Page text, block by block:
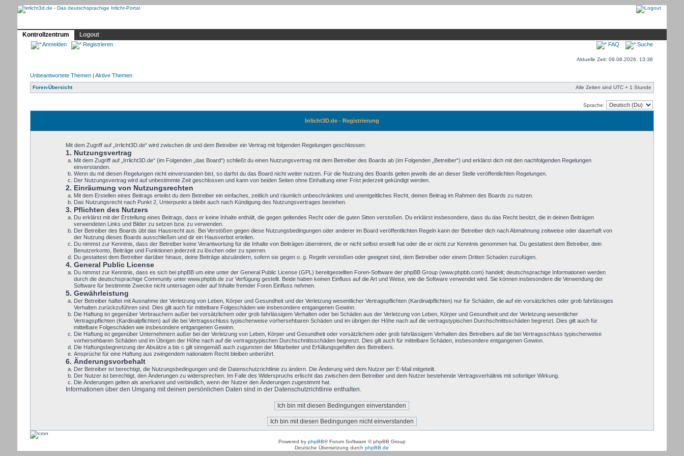
Kontrollzentrum
Logout
Anmelden Registrieren FAQ Suche
Aktuelle Zeit: 09.08.2026, 13:38
Unbeantwortete Themen| Aktive Themen
Foren-Übersicht Alle Zeiten sind UTC + 1 Stunde
Sprache:
Irrlicht3D.de - Registrierung
Mit dem Zugriff auf „Irrlicht3D.de“ wird zwischen dir und dem Betreiber ein Vertrag mit folgenden Regelungen geschlossen:
1. Nutzungsvertrag
Mit dem Zugriff auf „Irrlicht3D.de“ (im Folgenden „das Board“) schließt du einen Nutzungsvertrag mit dem Betreiber des Boards ab (im Folgenden „Betreiber“) und erklärst dich mit den nachfolgenden Regelungen
einverstanden.
Wenn du mit diesen Regelungen nicht einverstanden bist, so darfst du das Board nicht weiter nutzen. Für die Nutzung des Boards gelten jeweils die an dieser Stelle veröffentlichten Regelungen.
Der Nutzungsvertrag wird auf unbestimmte Zeit geschlossen und kann von beiden Seiten ohne Einhaltung einer Frist jederzeit gekündigt werden.
2. Einräumung von Nutzungsrechten
Mit dem Erstellen eines Beitrags erteilst du dem Betreiber ein einfaches, zeitlich und räumlich unbeschränktes und unentgeltliches Recht, deinen Beitrag im Rahmen des Boards zu nutzen.
Das Nutzungsrecht nach Punkt 2, Unterpunkt a bleibt auch nach Kündigung des Nutzungsvertrages bestehen.
3. Pflichten des Nutzers
Du erklärst mit der Erstellung eines Beitrags, dass er keine Inhalte enthält, die gegen geltendes Recht oder die guten Sitten verstoßen. Du erklärst insbesondere, dass du das Recht besitzt, die in deinen Beiträgen
verwendeten Links und Bilder zu setzen bzw. zu verwenden.
Der Betreiber des Boards übt das Hausrecht aus. Bei Verstößen gegen diese Nutzungsbedingungen oder anderer im Board veröffentlichten Regeln kann der Betreiber dich nach Abmahnung zeitweise oder dauerhaft von
der Nutzung dieses Boards ausschließen und dir ein Hausverbot erteilen.
Du nimmst zur Kenntnis, dass der Betreiber keine Verantwortung für die Inhalte von Beiträgen übernimmt, die er nicht selbst erstellt hat oder die er nicht zur Kenntnis genommen hat. Du gestattest dem Betreiber, dein
Benutzerkonto, Beiträge und Funktionen jederzeit zu löschen oder zu sperren.
Du gestattest dem Betreiber darüber hinaus, deine Beiträge abzuändern, sofern sie gegen o. g. Regeln verstoßen oder geeignet sind, dem Betreiber oder einem Dritten Schaden zuzufügen.
4. General Public License
Du nimmst zur Kenntnis, dass es sich bei phpBB um eine unter der General Public License (GPL) bereitgestellten Foren-Software der phpBB Group (www.phpbb.com) handelt; deutschsprachige Informationen werden
durch die deutschsprachige Community unter www.phpbb.de zur Verfügung gestellt. Beide haben keinen Einfluss auf die Art und Weise, wie die Software verwendet wird. Sie können insbesondere die Verwendung der
Software für bestimmte Zwecke nicht untersagen oder auf Inhalte fremder Foren Einfluss nehmen.
5. Gewährleistung
Der Betreiber haftet mit Ausnahme der Verletzung von Leben, Körper und Gesundheit und der Verletzung wesentlicher Vertragspflichten (Kardinalpflichten) nur für Schäden, die auf ein vorsätzliches oder grob fahrlässiges
Verhalten zurückzuführen sind. Dies gilt auch für mittelbare Folgeschäden wie insbesondere entgangenen Gewinn.
Die Haftung ist gegenüber Verbrauchern außer bei vorsätzlichem oder grob fahrlässigem Verhalten oder bei Schäden aus der Verletzung von Leben, Körper und Gesundheit und der Verletzung wesentlicher
Vertragspflichten (Kardinalpflichten) auf die bei Vertragsschluss typischerweise vorhersehbaren Schäden und im übrigen der Höhe nach auf die vertragstypischen Durchschnittsschäden begrenzt. Dies gilt auch für
mittelbare Folgeschäden wie insbesondere entgangenen Gewinn.
Die Haftung ist gegenüber Unternehmern außer bei der Verletzung von Leben, Körper und Gesundheit oder vorsätzlichem oder grob fahrlässigem Verhalten des Betreibers auf die bei Vertragsschluss typischerweise
vorhersehbaren Schäden und im Übrigen der Höhe nach auf die vertragstypischen Durchschnittsschäden begrenzt. Dies gilt auch für mittelbare Schäden, insbesondere entgangenen Gewinn.
Die Haftungsbegrenzung der Absätze a bis c gilt sinngemäß auch zugunsten der Mitarbeiter und Erfüllungsgehilfen des Betreibers.
Ansprüche für eine Haftung aus zwingendem nationalem Recht bleiben unberührt.
6. Änderungsvorbehalt
Der Betreiber ist berechtigt, die Nutzungsbedingungen und die Datenschutzrichtlinie zu ändern. Die Änderung wird dem Nutzer per E-Mail mitgeteilt.
Der Nutzer ist berechtigt, den Änderungen zu widersprechen. Im Falle des Widerspruchs erlischt das zwischen dem Betreiber und dem Nutzer bestehende Vertragsverhältnis mit sofortiger Wirkung.
Die Änderungen gelten als anerkannt und verbindlich, wenn der Nutzer den Änderungen zugestimmt hat.
Informationen über den Umgang mit deinen persönlichen Daten sind in der Datenschutzrichtlinie enthalten.
Powered by phpBB® Forum Software © phpBB Group
Deutsche Übersetzung durchphpBB.de